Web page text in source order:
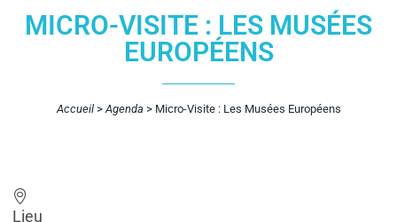
MICRO-VISITE : LES MUSÉES
EUROPÉENS
Accueil> Agenda > Micro-Visite : Les Musées Européens
Lieu